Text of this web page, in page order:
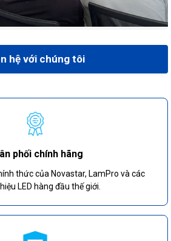
hệ với chúng tôi
phối chính hãng
thức của Novastar, LamPro và các
LED hàng đầu thế giới.